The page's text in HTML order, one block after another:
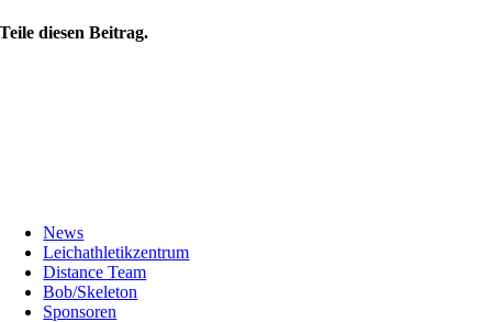
Teile diesen Beitrag.
News
Leichathletikzentrum
Distance Team
Bob/Skeleton
Sponsoren